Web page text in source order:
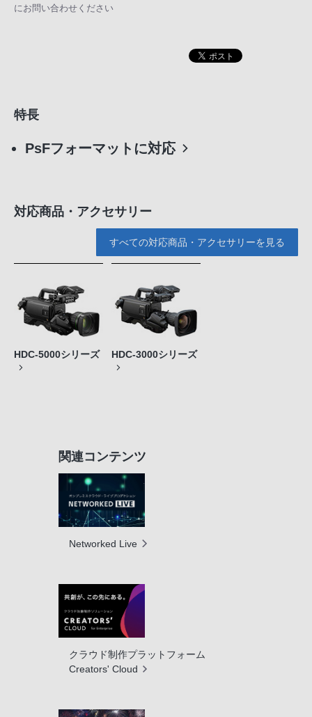
にお問い合わせください
特長
PsFフォーマットに対応
対応商品・アクセサリー
すべての対応商品・アクセサリーを見る
HDC-5000シリーズ HDC-3000シリーズ
関連コンテンツ
Networked Live
クラウド制作プラットフォーム
Creators' Cloud